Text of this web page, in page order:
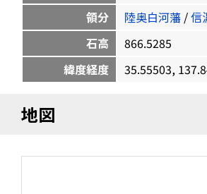
領分
陸奥白河藩 /信
石高
866.5285
緯度経度
35.55503,
地図